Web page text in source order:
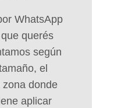
WhatsApp
querés
según
el
donde
aplicar